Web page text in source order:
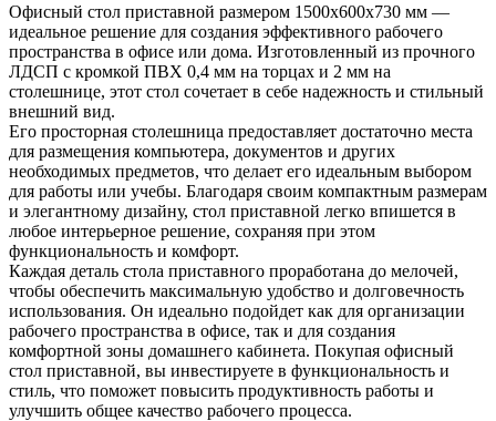
Офисный стол приставной размером 1500х600х730 мм —
идеальное решение для создания эффективного рабочего
пространства в офисе или дома. Изготовленный из прочного
ЛДСП с кромкой ПВХ 0,4 мм на торцах и 2 мм на
столешнице, этот стол сочетает в себе надежность и стильный
внешний вид.
Его просторная столешница предоставляет достаточно места
для размещения компьютера, документов и других
необходимых предметов, что делает его идеальным выбором
для работы или учебы. Благодаря своим компактным размерам
и элегантному дизайну, стол приставной легко впишется в
любое интерьерное решение, сохраняя при этом
функциональность и комфорт.
Каждая деталь стола приставного проработана до мелочей,
чтобы обеспечить максимальную удобство и долговечность
использования. Он идеально подойдет как для организации
рабочего пространства в офисе, так и для создания
комфортной зоны домашнего кабинета. Покупая офисный
стол приставной, вы инвестируете в функциональность и
стиль, что поможет повысить продуктивность работы и
улучшить общее качество рабочего процесса.